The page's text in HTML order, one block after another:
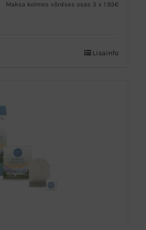
Maksa kolmes võrdses osas 3 x 1.93€
Lisainfo